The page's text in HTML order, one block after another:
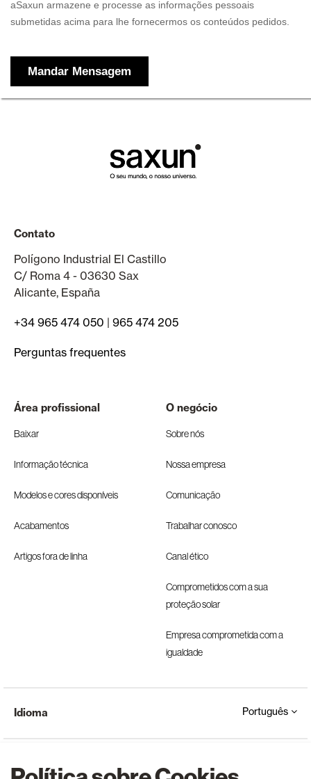
Contato
Polígono Industrial El Castillo
C/ Roma 4 - 03630 Sax
Alicante, España
+34 965 474 050 | 965 474 205
Perguntas frequentes
Área profissional
Baixar
Informação técnica
Modelos e cores disponíveis
Acabamentos
Artigos fora de linha
O negócio
Sobre nós
Nossa empresa
Comunicação
Trabalhar conosco
Canal ético
Comprometidos com a sua
proteção solar
Empresa comprometida com a
igualdade
Idioma Português